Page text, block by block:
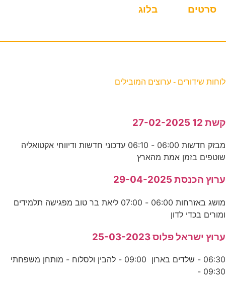
סרטים בלוג
לוחות שידורים - ערוצים המובילים
קשת 12 27-02-2025
מבזק חדשות 06:00 - 06:10 עדכוני חדשות ודיווחי אקטואליה
שוטפים בזמן אמת מהארץ
ערוץ הכנסת 29-04-2025
מושג באזרחות 06:00 - 07:00 ליאת בר טוב מפגישה תלמידים
ומורים בכדי לדון
ערוץ ישראל פלוס 25-03-2023
06:30 - שלדים בארון 09:00 - להבין ולסלוח - מותחן משפחתי
09:30 -